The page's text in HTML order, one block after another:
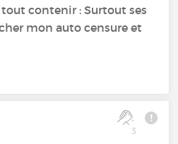
tout contenir : Surtout ses
mon auto censure et
3